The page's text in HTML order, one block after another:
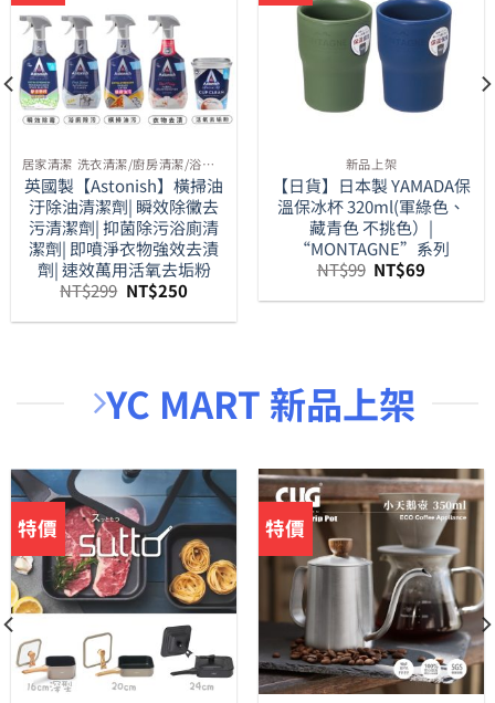
居家清潔 洗衣清潔/廚房清潔/浴室清潔/馬桶清潔等周邊
英國製【Astonish】橫掃油
汙除油清潔劑| 瞬效除黴去
污清潔劑| 抑菌除污浴廁清
潔劑| 即噴淨衣物強效去漬
劑| 速效萬用活氧去垢粉
NT$299 原
始
價
NT$250目
價
新品上架
【日貨】日本製 YAMADA保
溫保冰杯 320ml(軍綠色、
藏青色 不挑色）|
“MONTAGNE”系列
NT$99 原
始
價
NT$69
價
YC MART 新品上架
特價 特價